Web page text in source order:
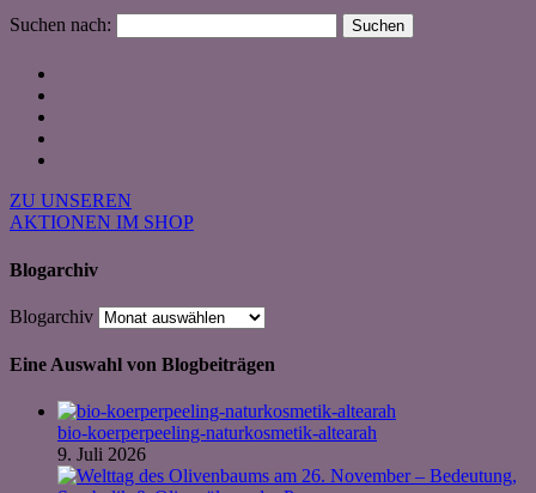
Suchen nach:
ZU UNSEREN
AKTIONEN IM SHOP
Blogarchiv
Blogarchiv
Eine Auswahl von Blogbeiträgen
bio-koerperpeeling-naturkosmetik-altearah
9. Juli 2026